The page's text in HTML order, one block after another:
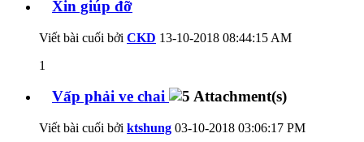
Xin giúp đỡ
Viết bài cuối bởi CKD 13-10-2018 08:44:15 AM
1
Vấp phải ve chai
Viết bài cuối bởi ktshung 03-10-2018 03:06:17 PM